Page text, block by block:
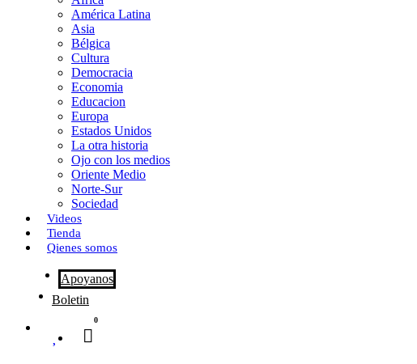
i
r
América Latina
Asia
Bélgica
Cultura
Democracia
Economia
Educacion
Europa
Estados Unidos
La otra historia
Ojo con los medios
Oriente Medio
Norte-Sur
Sociedad
Videos
Tienda
Qienes somos
Apoyanos
Boletin
0